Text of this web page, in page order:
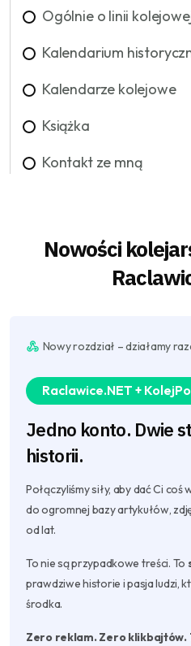
Ogólnie o linii
Kalendarium
Kalendarze kolejowe
Książka
Kontakt ze mną
Nowości
Nowy rozdział – działamy
Raclawice.NET +
Jedno konto. Dwie
historii.
Połączyliśmy siły, aby dać Ci
do ogromnej bazy artykułów,
od lat.
To nie są przypadkowe treści. To
prawdziwe historie i pasja ludzi,
środka.
Zero reklam. Zero klikbajtów.